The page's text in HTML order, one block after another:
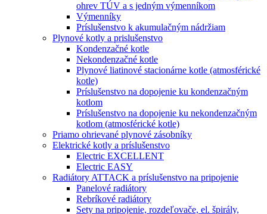
ohrev TÚV a s jedným výmenníkom
Výmenníky
Príslušenstvo k akumulačným nádržiam
Plynové kotly a prislušenstvo
Kondenzačné kotle
Nekondenzačné kotle
Plynové liatinové stacionárne kotle (atmosférické
kotle)
Príslušenstvo na dopojenie ku kondenzačným
kotlom
Príslušenstvo na dopojenie ku nekondenzačným
kotlom (atmosférické kotle)
Priamo ohrievané plynové zásobníky
Elektrické kotly a príslušenstvo
Electric EXCELLENT
Electric EASY
Radiátory ATTACK a príslušenstvo na pripojenie
Panelové radiátory
Rebríkové radiátory
Sety na pripojenie, rozdeľovače, el. špirály,